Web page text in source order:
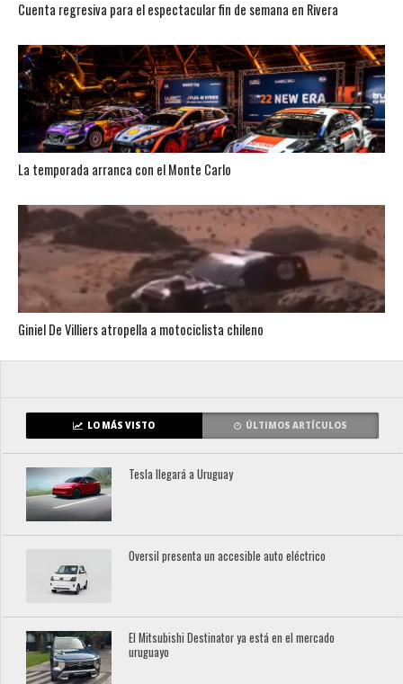
Cuenta regresiva para el espectacular fin de semana en Rivera
La temporada arranca con el Monte Carlo
Giniel De Villiers atropella a motociclista chileno
LO MÁS VISTO ÚLTIMOS ARTÍCULOS
Tesla llegará a Uruguay
Oversil presenta un accesible auto eléctrico
El Mitsubishi Destinator ya está en el mercado
uruguayo